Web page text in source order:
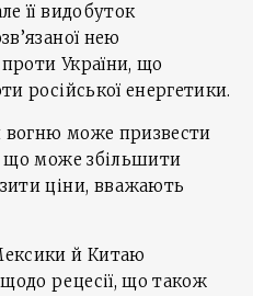
її видобуток
нею
України, що
російської енергетики.
може призвести
що може збільшити
ціни, вважають
й Китаю
рецесії, що також